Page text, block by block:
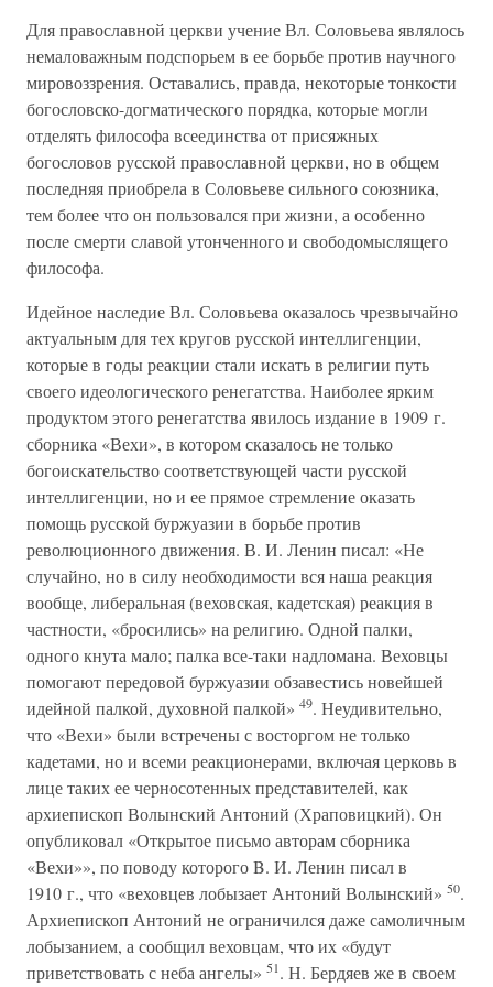
Для православной церкви учение Вл. Соловьева являлось
немаловажным подспорьем в ее борьбе против научного
мировоззрения. Оставались, правда, некоторые тонкости
богословско-догматического порядка, которые могли
отделять философа всеединства от присяжных
богословов русской православной церкви, но в общем
последняя приобрела в Соловьеве сильного союзника,
тем более что он пользовался при жизни, а особенно
после смерти славой утонченного и свободомыслящего
философа.
Идейное наследие Вл. Соловьева оказалось чрезвычайно
актуальным для тех кругов русской интеллигенции,
которые в годы реакции стали искать в религии путь
своего идеологического ренегатства. Наиболее ярким
продуктом этого ренегатства явилось издание в 1909 г.
сборника «Вехи», в котором сказалось не только
богоискательство соответствующей части русской
интеллигенции, но и ее прямое стремление оказать
помощь русской буржуазии в борьбе против
революционного движения. В. И. Ленин писал: «Не
случайно, но в силу необходимости вся наша реакция
вообще, либеральная (веховская, кадетская) реакция в
частности, «бросились» на религию. Одной палки,
одного кнута мало; палка все-таки надломана. Веховцы
помогают передовой буржуазии обзавестись новейшей
идейной палкой, духовной палкой» 49. Неудивительно,
что «Вехи» были встречены с восторгом не только
кадетами, но и всеми реакционерами, включая церковь в
лице таких ее черносотенных представителей, как
архиепископ Волынский Антоний (Храповицкий). Он
опубликовал «Открытое письмо авторам сборника
«Вехи»», по поводу которого B. И. Ленин писал в
1910 г., что «веховцев лобызает Антоний Волынский» 50.
Архиепископ Антоний не ограничился даже самоличным
лобызанием, а сообщил веховцам, что их «будут
приветствовать с неба ангелы» 51. Н. Бердяев же в своем